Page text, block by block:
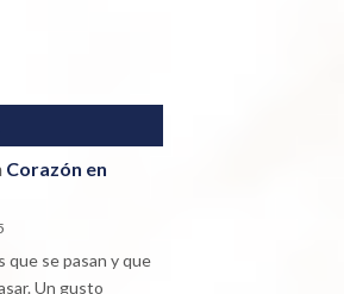
Corazón en
que se pasan y que
Un gusto